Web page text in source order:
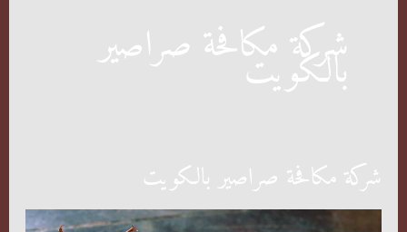
شركة مكافحة صراصير
بالكويت
شركة مكافحة صراصير بالكويت